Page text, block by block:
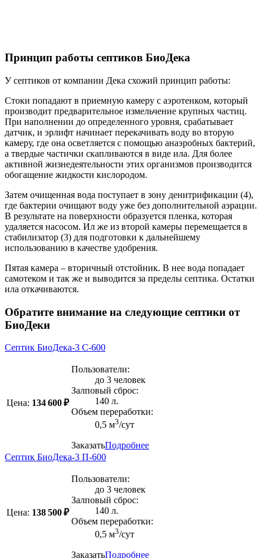
Принцип работы септиков БиоДека
У септиков от компании Дека схожий принцип работы:
Стоки попадают в приемную камеру с аэротенком, который
производит предварительное измельчение крупных частиц.
При наполнении до определенного уровня, срабатывает
датчик, и эрлифт начинает перекачивать воду во вторую
камеру, где она осветляется с помощью анаэробных бактерий,
а твердые частички скапливаются в виде ила. Для более
активной жизнедеятельности этих организмов производится
обогащение жидкости кислородом.
Затем очищенная вода поступает в зону денитрификации (4),
где бактерии очищают воду уже без дополнительной аэрации.
В результате на поверхности образуется пленка, которая
удаляется насосом. Ил же из второй камеры перемещается в
стабилизатор (3) для подготовки к дальнейшему
использованию в качестве удобрения.
Пятая камера – вторичный отстойник. В нее вода попадает
самотеком и так же и выводится за пределы септика. Остатки
ила откачиваются.
Обратите внимание на следующие септики от
БиоДеки
Септик БиоДека-3 C-600
Цена: 134 600 ₽
Пользователи:
до 3 человек
Залповый сброс:
140 л.
Объем переработки:
0,5 м3/сут
ЗаказатьПодробнее
Септик БиоДека-3 П-600
Цена: 138 500 ₽
Пользователи:
до 3 человек
Залповый сброс:
140 л.
Объем переработки:
0,5 м3/сут
ЗаказатьПодробнее